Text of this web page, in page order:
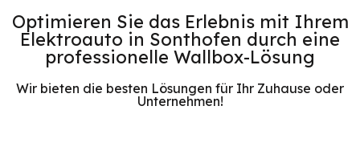
Optimieren Sie das Erlebnis mit Ihrem
Elektroauto in Sonthofen durch eine
professionelle Wallbox-Lösung
Wir bieten die besten Lösungen für Ihr Zuhause oder
Unternehmen!